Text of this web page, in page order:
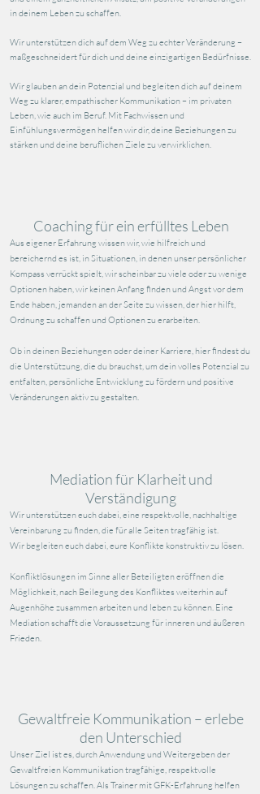
in deinem Leben zu schaffen.
Wir unterstützen dich auf dem Weg zu echter Veränderung –
maßgeschneidert für dich und deine einzigartigen Bedürfnisse.
Wir glauben an dein Potenzial und begleiten dich auf deinem
Weg zu klarer, empathischer Kommunikation – im privaten
Leben, wie auch im Beruf. Mit Fachwissen und
Einfühlungsvermögen helfen wir dir, deine Beziehungen zu
stärken und deine beruflichen Ziele zu verwirklichen.
Coaching für ein erfülltes Leben
Aus eigener Erfahrung wissen wir, wie hilfreich und
bereichernd es ist, in Situationen, in denen unser persönlicher
Kompass verrückt spielt, wir scheinbar zu viele oder zu wenige
Optionen haben, wir keinen Anfang finden und Angst vor dem
Ende haben, jemanden an der Seite zu wissen, der hier hilft,
Ordnung zu schaffen und Optionen zu erarbeiten.
Ob in deinen Beziehungen oder deiner Karriere, hier findest du
die Unterstützung, die du brauchst, um dein volles Potenzial zu
entfalten, persönliche Entwicklung zu fördern und positive
Veränderungen aktiv zu gestalten.
Mediation für Klarheit und
Verständigung
Wir unterstützen euch dabei, eine respektvolle, nachhaltige
Vereinbarung zu finden, die für alle Seiten tragfähig ist.
Wir begleiten euch dabei, eure Konflikte konstruktiv zu lösen.
Konfliktlösungen im Sinne aller Beteiligten eröffnen die
Möglichkeit, nach Beilegung des Konfliktes weiterhin auf
Augenhöhe zusammen arbeiten und leben zu können. Eine
Mediation schafft die Voraussetzung für inneren und äußeren
Frieden.
​Gewaltfreie Kommunikation – erlebe
den Unterschied
Unser Ziel ist es, durch Anwendung und Weitergeben der
Gewaltfreien Kommunikation tragfähige, respektvolle
Lösungen zu schaffen. Als Trainer mit GFK-Erfahrung helfen